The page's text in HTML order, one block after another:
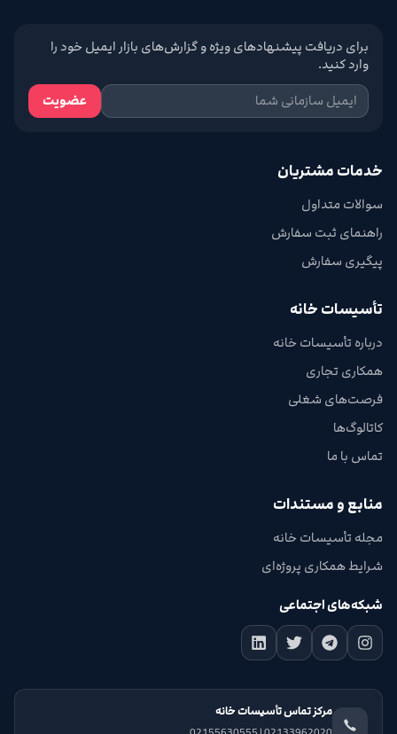
برای دریافت پیشنهادهای ویژه و گزارش‌های بازار ایمیل خود را
وارد کنید.
عضویت
خدمات مشتریان
سوالات متداول
راهنمای ثبت سفارش
پیگیری سفارش
تأسیسات خانه
درباره تأسیسات خانه
همکاری تجاری
فرصت‌های شغلی
کاتالوگ‌ها
تماس با ما
منابع و مستندات
مجله تأسیسات خانه
شرایط همکاری پروژه‌ای
شبکه‌های اجتماعی
مرکز تماس تأسیسات خانه